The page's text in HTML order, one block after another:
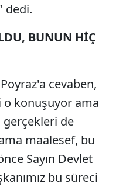
dedi.
BUNUN HİÇ
cevaben,
konuşuyor ama
gerçekleri de
maalesef, bu
Sayın Devlet
bu süreci